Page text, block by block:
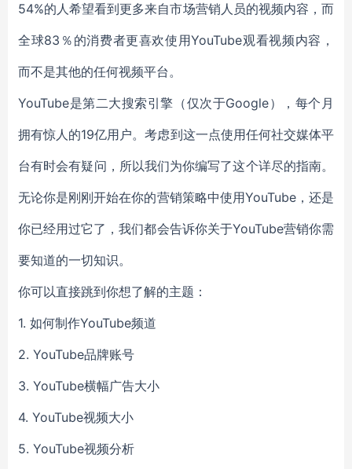
54%的人希望看到更多来自市场营销人员的视频内容，而
全球83％的消费者更喜欢使用YouTube观看视频内容，
而不是其他的任何视频平台。
YouTube是第二大搜索引擎（仅次于Google），每个月
拥有惊人的19亿用户。考虑到这一点使用任何社交媒体平
台有时会有疑问，所以我们为你编写了这个详尽的指南。
无论你是刚刚开始在你的营销策略中使用YouTube，还是
你已经用过它了，我们都会告诉你关于YouTube营销你需
要知道的一切知识。
你可以直接跳到你想了解的主题：
1. 如何制作YouTube频道
2. YouTube品牌账号
3. YouTube横幅广告大小
4. YouTube视频大小
5. YouTube视频分析